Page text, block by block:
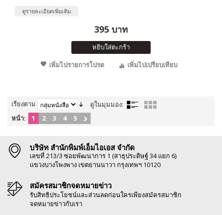
ดูรายละเอียดเพิ่มเติม
395 บาท
หยิบใส่ตะกร้า
เพิ่มไปรายการโปรด
เพิ่มไปเปรียบเทียบ
เรียงตาม
ดูในมุมมอง:
หน้า:
1 2 3 4 5
บริษัท สำนักพิมพ์เอ็มไอเอส จำกัด
เลขที่ 213/3 ซอยพัฒนาการ 1 (สาธุประดิษฐ์ 34 แยก 6)
แขวงบางโพงพาง เขตยานนาวา กรุงเทพฯ 10120
สมัครสมาชิกจดหมายข่าว
รับสิทธิประโยชน์และส่วนลดก่อนใครเพียงสมัครสมาชิก
จดหมายข่าวกับเรา